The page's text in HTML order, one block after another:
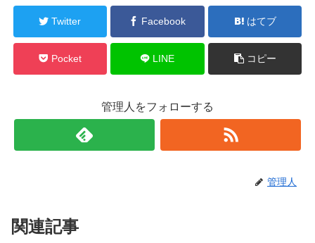
Twitter Facebook はてブ
Pocket LINE コピー
管理人をフォローする
管理人
関連記事